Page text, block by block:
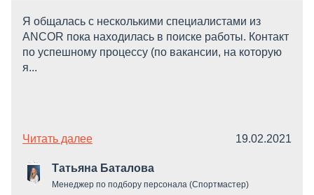
Я общалась с несколькими специалистами из
ANCOR пока находилась в поиске работы. Контакт
по успешному процессу (по вакансии, на которую
я...
Читать далее 19.02.2021
Татьяна Баталова
Менеджер по подбору персонала (Спортмастер)